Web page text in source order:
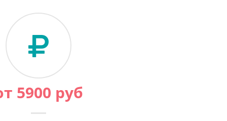
5900 руб